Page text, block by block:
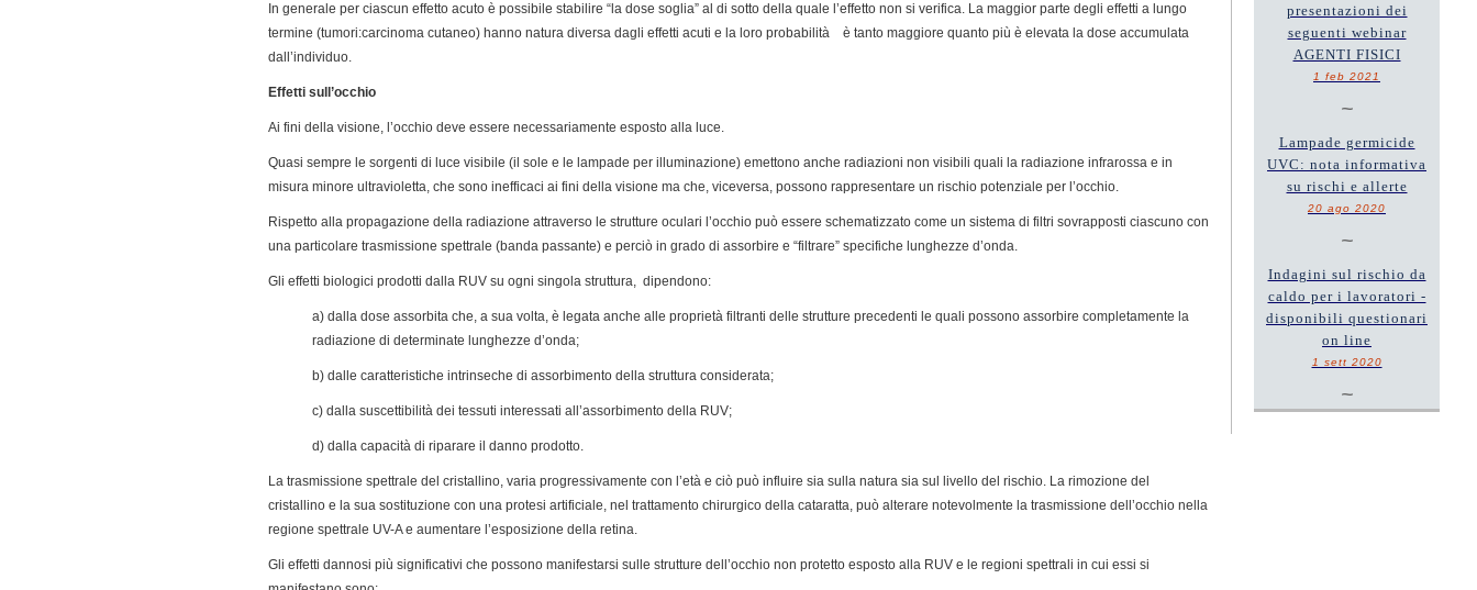
In generale per ciascun effetto acuto è possibile stabilire “la dose soglia” al di sotto della quale l’effetto non si verifica. La maggior parte degli effetti a lungo
termine (tumori:carcinoma cutaneo) hanno natura diversa dagli effetti acuti e la loro probabilità è tanto maggiore quanto più è elevata la dose accumulata
dall’individuo.
Effetti sull’occhio
Ai fini della visione, l’occhio deve essere necessariamente esposto alla luce.
Quasi sempre le sorgenti di luce visibile (il sole e le lampade per illuminazione) emettono anche radiazioni non visibili quali la radiazione infrarossa e in
misura minore ultravioletta, che sono inefficaci ai fini della visione ma che, viceversa, possono rappresentare un rischio potenziale per l’occhio.
Rispetto alla propagazione della radiazione attraverso le strutture oculari l’occhio può essere schematizzato come un sistema di filtri sovrapposti ciascuno con
una particolare trasmissione spettrale (banda passante) e perciò in grado di assorbire e “filtrare” specifiche lunghezze d’onda.
Gli effetti biologici prodotti dalla RUV su ogni singola struttura, dipendono:
a) dalla dose assorbita che, a sua volta, è legata anche alle proprietà filtranti delle strutture precedenti le quali possono assorbire completamente la
radiazione di determinate lunghezze d’onda;
b) dalle caratteristiche intrinseche di assorbimento della struttura considerata;
c) dalla suscettibilità dei tessuti interessati all’assorbimento della RUV;
d) dalla capacità di riparare il danno prodotto.
La trasmissione spettrale del cristallino, varia progressivamente con l’età e ciò può influire sia sulla natura sia sul livello del rischio. La rimozione del
cristallino e la sua sostituzione con una protesi artificiale, nel trattamento chirurgico della cataratta, può alterare notevolmente la trasmissione dell’occhio nella
regione spettrale UV-A e aumentare l’esposizione della retina.
Gli effetti dannosi più significativi che possono manifestarsi sulle strutture dell’occhio non protetto esposto alla RUV e le regioni spettrali in cui essi si
presentazioni dei
seguenti webinar
AGENTI FISICI
1 feb 2021
~
Lampade germicide
UVC: nota informativa
su rischi e allerte
20 ago 2020
~
Indagini sul rischio da
caldo per i lavoratori -
disponibili questionari
on line
1 sett 2020
~